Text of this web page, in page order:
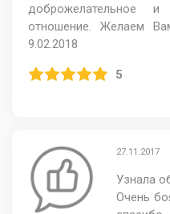
доброжелательное и
отношение. Желаем
9.02.2018
5
27.11.2017
Узнала
Очень